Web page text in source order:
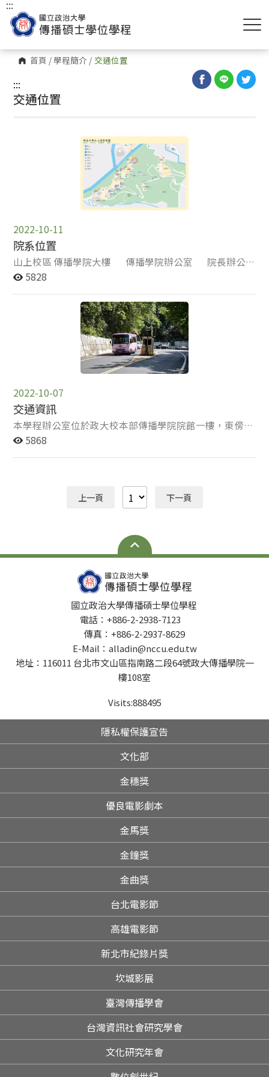
首頁 /學程簡介 / 交通位置
:::
:::
交通位置
2022-10-11
院系位置
山上校區 傳播學院大樓 傳播學院辦公室 院長辦公室
研究部 研究中心 政大之聲實習廣播電臺 ​傳院
中心 影音實驗室 數位平台 新聞與媒體實驗室
5828
2022-10-07
交通資訊
本學程辦公室位於政大校本部傳播學院院館一樓，東傍指
南山麓，西濱景美溪，南鄰枹子林高地，北臨文山區四號
282、530、小型公車 10 捷運接駁公車 棕3 、棕5、棕6、
棕11、棕15、棕18、綠1，至「政大站」下車 捷運 搭乘
611、282、295、棕3 、棕6、棕18、綠1、指南客運
1503 至「政大站」下車。（公車路線圖連結至台北市公
3甲台北聯絡道 - 萬芳交流道） 萬芳交流道下北二高-> 右
轉木柵路四段-> 左轉秀明路經萬壽橋直行至萬壽路右轉
從台北市東區（經信義快速道路南向） 信義快速道路（南
向）接萬芳交流道下北二高-> 右轉木柵路四段-> 左轉秀
明路經萬壽橋直行至萬壽路右轉 從辛亥路（辛亥隧道）
過辛亥隧道-> 直行至興隆路左轉-> 左轉木柵路二段接秀
明路過萬壽橋直行至萬壽路右轉 從和平東路（軍功路莊敬
羅斯福路四段向南走-> 左轉興隆路-> 左轉木柵路二段接
起訖站：行政大樓~蔣公銅像；路線：行政大樓-百年樓-
藝文中心-蔣公銅像；時間：星期一至五上課日 07:30-
大樓-百年樓-藝文中心-蔣公銅像-自強九舍；時間：星期
一至五上課日 07:30-23:00 假日校園公車 起訖站：行政大
樓~自強九舍；路線：行政大樓-百年樓-藝文中心-蔣公銅
像-自強九舍；時間：星期六、日 08:00-22:00 詳細資訊請
參見總務處交通車資訊
5868
上一頁 下一頁
國立政治大學傳播碩士學位學程
電話：+886-2-2938-7123
傳真：+886-2-2937-8629
E-Mail：alladin@nccu.edu.tw
地址：116011 台北市文山區指南路二段64號政大傳播學院一
樓108室
Visits:888495
隱私權保護宣告
文化部
金穗獎
優良電影劇本
金馬獎
金鐘獎
金曲獎
台北電影節
高雄電影節
新北市紀錄片獎
坎城影展
臺灣傳播學會
台灣資訊社會研究學會
文化研究年會